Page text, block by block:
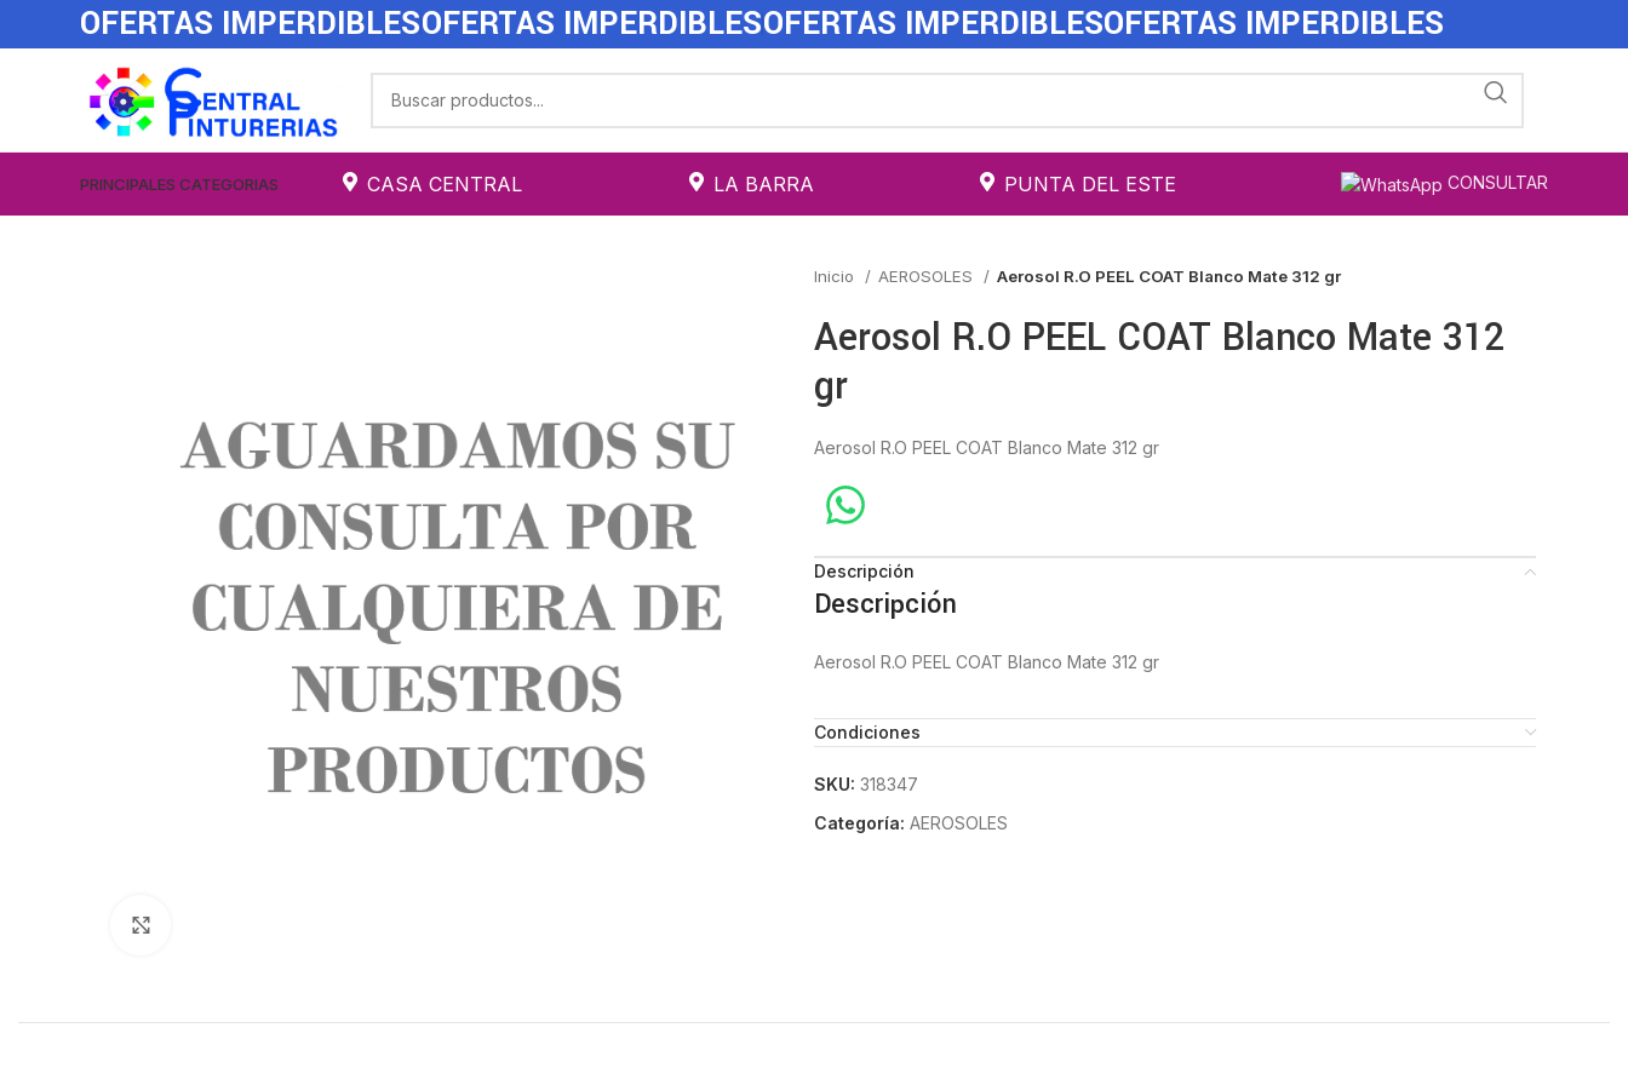
OFERTAS IMPERDIBLESOFERTAS IMPERDIBLESOFERTAS IMPERDIBLESOFERTAS IMPERDIBLES
PRINCIPALES CATEGORIAS CASA CENTRAL LA BARRA PUNTA DEL ESTE CONSULTAR
Inicio AEROSOLES Aerosol R.O PEEL COAT Blanco Mate 312 gr
Aerosol R.O PEEL COAT Blanco Mate 312
gr
Aerosol R.O PEEL COAT Blanco Mate 312 gr
Descripción
Descripción
Aerosol R.O PEEL COAT Blanco Mate 312 gr
Condiciones
SKU: 318347
Categoría: AEROSOLES